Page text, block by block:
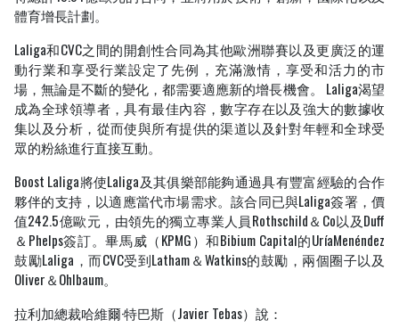
體育增長計劃。
Laliga和CVC之間的開創性合同為其他歐洲聯賽以及更廣泛的運
動行業和享受行業設定了先例，充滿激情，享受和活力的市
場，無論是不斷的變化，都需要適應新的增長機會。 Laliga渴望
成為全球領導者，具有最佳內容，數字存在以及強大的數據收
集以及分析，從而使與所有提供的渠道以及針對年輕和全球受
眾的粉絲進行直接互動。
Boost Laliga將使Laliga及其俱樂部能夠通過具有豐富經驗的合作
夥伴的支持，以適應當代市場需求。該合同已與Laliga簽署，價
值242.5億歐元，由領先的獨立專業人員Rothschild＆Co以及Duff
＆Phelps簽訂。畢馬威（KPMG）和Bibium Capital的UríaMenéndez
鼓勵Laliga，而CVC受到Latham＆Watkins的鼓勵，兩個圈子以及
Oliver＆Ohlbaum。
拉利加總裁哈維爾·特巴斯（Javier Tebas）說：